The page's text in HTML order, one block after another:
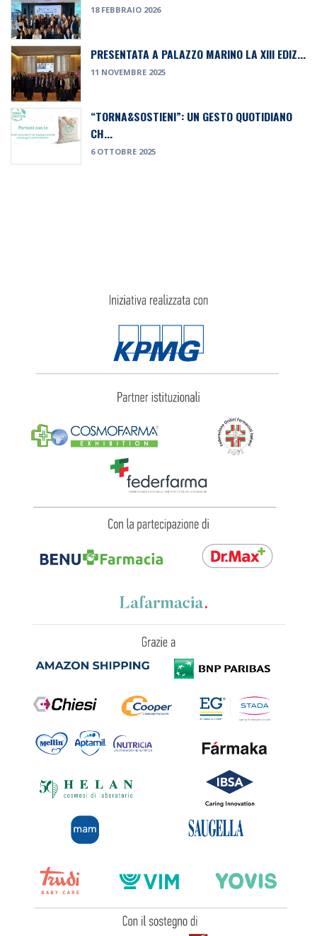
18 FEBBRAIO 2026
PRESENTATA A PALAZZO MARINO LA XIII EDIZ...
11 NOVEMBRE 2025
“TORNA&SOSTIENI”: UN GESTO QUOTIDIANO
CH...
6 OTTOBRE 2025